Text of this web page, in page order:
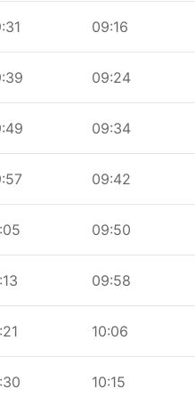
09:16
09:24
09:34
09:42
09:50
09:58
10:06
10:15